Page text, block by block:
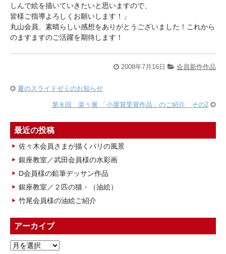
しんで絵を描いていきたいと思いますので、
皆様ご指導よろしくお願いします！」
丸山会員、素晴らしい感想をありがとうございました！これから
のますますのご活躍を期待します！
2008年7月16日 会員新作作品
夏のスライドゼミのお知らせ
第８回 楽々展 「小屋賞受賞作品」のご紹介 その2
最近の投稿
佐々木会員さまが描くパリの風景
銀座教室／武田会員様の水彩画
D会員様の鉛筆デッサン作品
銀座教室／２匹の猫・（油絵）
竹尾会員様の油絵ご紹介
アーカイブ
ア